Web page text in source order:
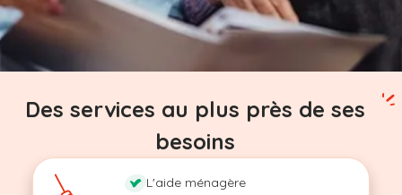
Des services au plus près de ses
besoins
L'aide ménagère